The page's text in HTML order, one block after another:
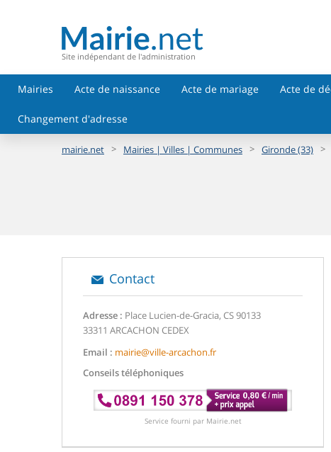
Site indépendant de l'administration
Mairies Acte de naissance Acte de mariage Acte de
Changement d'adresse
mairie.net > Mairies | Villes | Communes > Gironde (33) >
Contact
Adresse : Place Lucien-de-Gracia, CS 90133
33311 ARCACHON CEDEX
Email : mairie@ville-arcachon.fr
Conseils téléphoniques
Service fourni par Mairie.net